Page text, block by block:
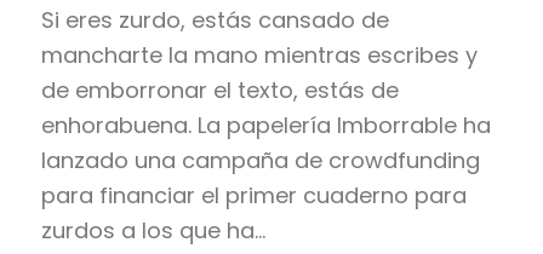
Si eres zurdo, estás cansado de
mancharte la mano mientras escribes y
de emborronar el texto, estás de
enhorabuena. La papelería Imborrable ha
lanzado una campaña de crowdfunding
para financiar el primer cuaderno para
zurdos a los que ha…